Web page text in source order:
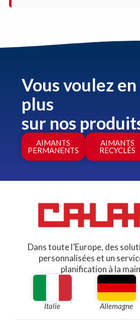
AIMANTS
PERMANENTS
AIMANTS
RECYCLÉS
Vous voulez
plus
sur nos
Dans toute l’Europe, des
personnalisées et un
planification à la
Italie Allemagne